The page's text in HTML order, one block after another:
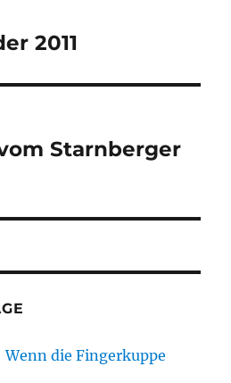
2011
Starnberger
die Fingerkuppe